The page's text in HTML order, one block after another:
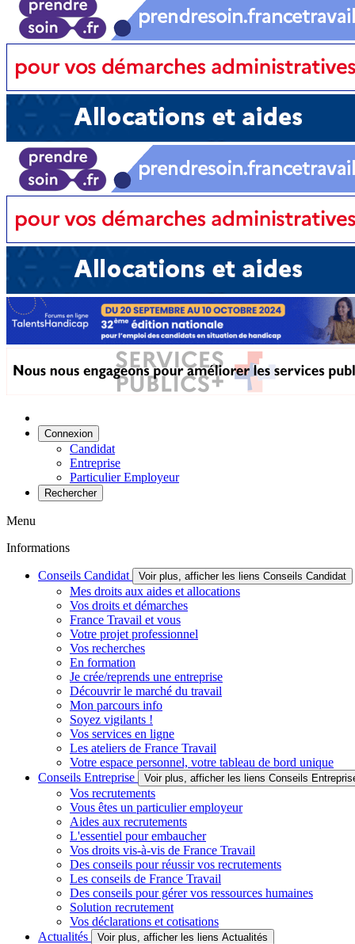
Connexion
Candidat
Entreprise
Particulier Employeur
Rechercher
Menu
Informations
Conseils Candidat Voir plus, afficher les liens Conseils Candidat
Mes droits aux aides et allocations
Vos droits et démarches
France Travail et vous
Votre projet professionnel
Vos recherches
En formation
Je crée/reprends une entreprise
Découvrir le marché du travail
Mon parcours info
Soyez vigilants !
Vos services en ligne
Les ateliers de France Travail
Votre espace personnel, votre tableau de bord unique
Conseils Entreprise
Voir plus, afficher les liens Conseils
Vos recrutements
Vous êtes un particulier employeur
Aides aux recrutements
L'essentiel pour embaucher
Vos droits vis-à-vis de France Travail
Des conseils pour réussir vos recrutements
Les conseils de France Travail
Des conseils pour gérer vos ressources humaines
Solution recrutement
Vos déclarations et cotisations
Actualités
Voir plus, afficher les liens Actualités